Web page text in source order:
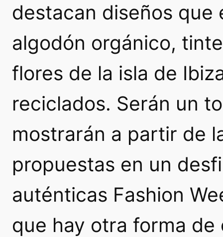
destacan diseños que
algodón orgánico,
flores de la isla de
reciclados. Serán un
mostrarán a partir de
propuestas en un
auténticas Fashion
que hay otra forma de